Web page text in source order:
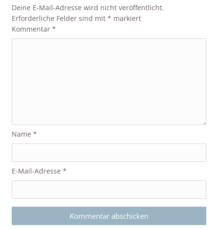
Deine E-Mail-Adresse wird nicht veröffentlicht.
Erforderliche Felder sind mit* markiert
Kommentar*
Name*
E-Mail-Adresse*